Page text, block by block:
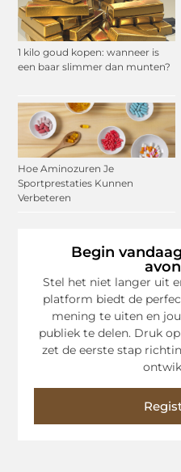
1 kilo goud kopen: wanneer is
een baar slimmer dan munten?
Hoe Aminozuren Je
Sportprestaties Kunnen
Verbeteren
Begin
Stel het niet langer uit
platform biedt de
mening te uiten en
publiek te delen. Druk op
zet de eerste stap